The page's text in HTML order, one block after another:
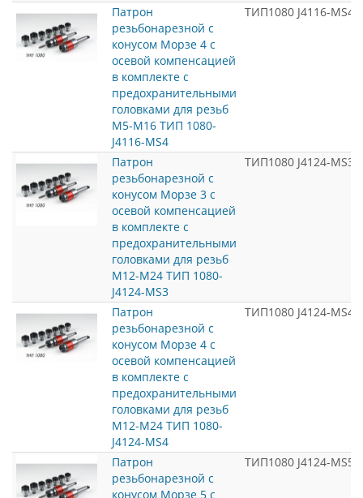
Патрон
резьбонарезной с
конусом Морзе 4 с
осевой компенсацией
в комплекте с
предохранительными
головками для резьб
М5-М16 ТИП 1080-
J4116-MS4
ТИП1080 J4116-MS4
Патрон
резьбонарезной с
конусом Морзе 3 с
осевой компенсацией
в комплекте с
предохранительными
головками для резьб
М12-М24 ТИП 1080-
J4124-MS3
ТИП1080 J4124-MS3
Патрон
резьбонарезной с
конусом Морзе 4 с
осевой компенсацией
в комплекте с
предохранительными
головками для резьб
М12-М24 ТИП 1080-
J4124-MS4
ТИП1080 J4124-MS4
Патрон
резьбонарезной с
конусом Морзе 5 с
ТИП1080 J4124-MS5